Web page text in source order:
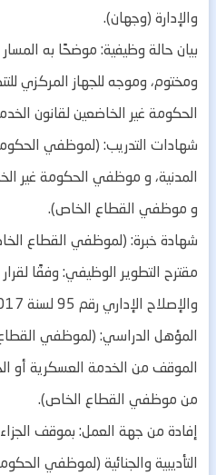
والإدارة (وجهان).
بيان حالة وظيفية: موضحًا به
ومختوم، وموجه للجهاز المركزي
الحكومة غير الخاضعين لقانون
شهادات التدريب: (لموظفي
المدنية، و موظفي الحكومة غير
و موظفي القطاع الخاص).
شهادة خبرة: (لموظفي القطاع
مقترح التطوير الوظيفي: وفقًا
والإصلاح الإداري رقم 95 لسنة 2017 (اختياري).
المؤهل الدراسي: (لموظفي
الموقف من الخدمة العسكرية أو
من موظفي القطاع الخاص).
إفادة من جهة العمل: بموقف
التأديبية والجنائية (لموظفي